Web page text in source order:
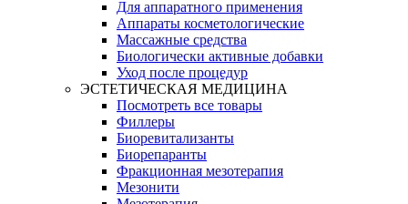
Для аппаратного применения
Аппараты косметологические
Массажные средства
Биологически активные добавки
Уход после процедур
ЭСТЕТИЧЕСКАЯ МЕДИЦИНА
Посмотреть все товары
Филлеры
Биоревитализанты
Биорепаранты
Фракционная мезотерапия
Мезонити